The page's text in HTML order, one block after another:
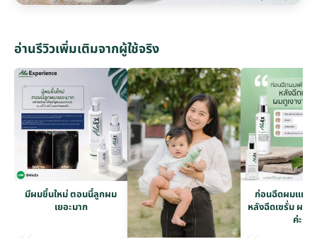
อ่านรีวิวเพิ่มเติมจากผู้ใช้จริง
มีผมขึ้นใหม่ ตอนนี้ลูกผม
เยอะมาก
ก่อนฉีดผมแห้งก
หลังฉีดเซรั่ม ผมดู
ค่ะ